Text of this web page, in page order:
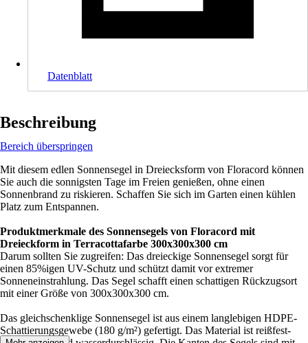
Datenblatt
Beschreibung
Bereich überspringen
Mit diesem edlen Sonnensegel in Dreiecksform von Floracord können
Sie auch die sonnigsten Tage im Freien genießen, ohne einen
Sonnenbrand zu riskieren. Schaffen Sie sich im Garten einen kühlen
Platz zum Entspannen.
Produktmerkmale des Sonnensegels von Floracord mit
Dreieckform in Terracottafarbe 300x300x300 cm
Darum sollten Sie zugreifen: Das dreieckige Sonnensegel sorgt für
einen 85%igen UV-Schutz und schützt damit vor extremer
Sonneneinstrahlung. Das Segel schafft einen schattigen Rückzugsort
mit einer Größe von 300x300x300 cm.
Das gleichschenklige Sonnensegel ist aus einem langlebigen HDPE-
Schattierungsgewebe (180 g/m²) gefertigt. Das Material ist reißfest-